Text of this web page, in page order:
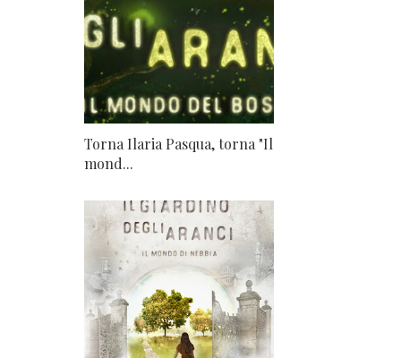
Torna Ilaria Pasqua, torna "Il
mond...